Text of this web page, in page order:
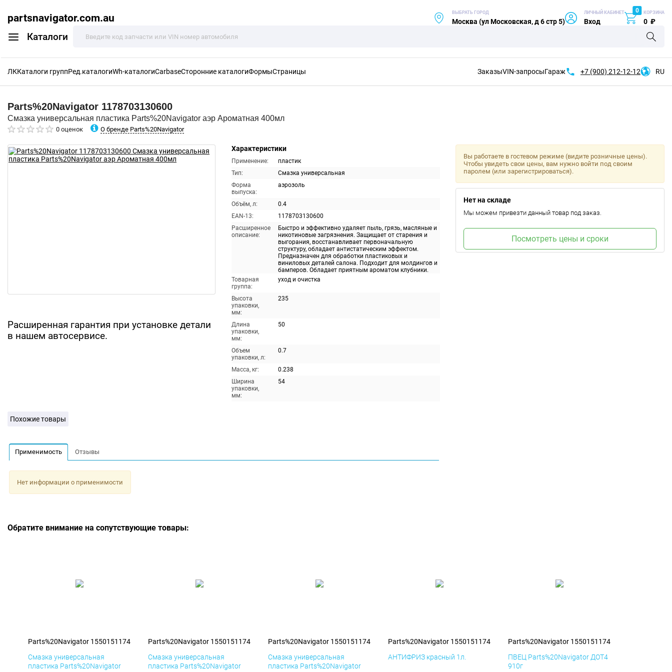
partsnavigator.com.au
Каталоги
ВЫБРАТЬ ГОРОД
Москва (ул Московская, д 6 стр 5)
ЛИЧНЫЙ КАБИНЕТ
Вход
0 КОРЗИНА
0 ₽
ЛККаталоги группРед.каталогиWh-каталогиCarbaseСторонние каталогиФормыСтраницы ЗаказыVIN-запросыГараж +7 (900) 212-12-12 RU
Parts%20Navigator 1178703130600
Смазка универсальная пластика Parts%20Navigator аэр Ароматная 400мл
0 оценок О бренде Parts%20Navigator
Расширенная гарантия при установке детали
в нашем автосервисе.
Характеристики
Применение:
пластик
Тип:
Смазка универсальная
Форма
выпуска:
аэрозоль
Объём, л:
0.4
EAN-13:
1178703130600
Расширенное
описание:
Быстро и эффективно удаляет пыль, грязь, масляные и
никотиновые загрязнения. Защищает от старения и
выгорания, восстанавливает первоначальную
структуру, обладает антистатическим эффектом.
Предназначен для обработки пластиковых и
виниловых деталей салона. Подходит для молдингов и
бамперов. Обладает приятным ароматом клубники.
Товарная
группа:
уход и очистка
Высота
упаковки,
мм:
235
Длина
упаковки,
мм:
50
Объем
упаковки, л:
0.7
Масса, кг:
0.238
Ширина
упаковки,
мм:
54
Вы работаете в гостевом режиме (видите розничные цены).
Чтобы увидеть свои цены, вам нужно войти под своим
паролем (или зарегистрироваться).
Нет на складе
Мы можем привезти данный товар под заказ.
Посмотреть цены и сроки
Похожие товары
Применимость Отзывы
Нет информации о применимости
Обратите внимание на сопутствующие товары:
Parts%20Navigator 1550151174
Смазка универсальная
пластика Parts%20Navigator
Parts%20Navigator 1550151174
Смазка универсальная
пластика Parts%20Navigator
Parts%20Navigator 1550151174
Смазка универсальная
пластика Parts%20Navigator
Parts%20Navigator 1550151174
АНТИФРИЗ красный 1л.
Parts%20Navigator 1550151174
ПВЕЦ Parts%20Navigator ДОТ4
910г